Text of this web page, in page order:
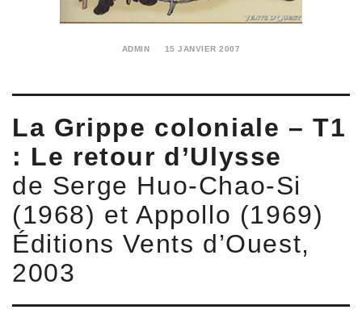
ADMIN
15 JANVIER 2007
La Grippe coloniale – T1
: Le retour d’Ulysse
de Serge Huo-Chao-Si
(1968) et Appollo (1969)
Éditions Vents d’Ouest,
2003